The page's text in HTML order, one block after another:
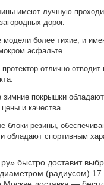
имеют лучшую
дорог.
модели более тихие, и
асфальте.
отлично
покрышки
и качества.
блоки резины,
обладают спортивным
быстро доставит
(радиусом)